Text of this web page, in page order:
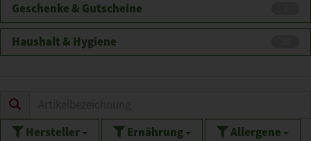
Geschenke & Gutscheine
Haushalt & Hygiene
Hersteller Ernährung Allergene